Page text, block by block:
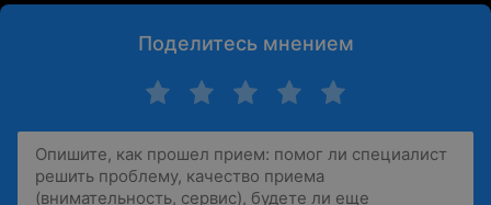
Поделитесь мнением